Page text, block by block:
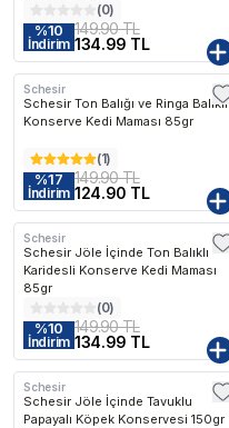
(0)
%10
İndirim
149.90 TL
134.99 TL
Schesir
Schesir Ton Balığı ve Ringa Balıklı
Konserve Kedi Maması 85gr
(1)
%17
İndirim
149.90 TL
124.90 TL
Schesir
Schesir Jöle İçinde Ton Balıklı
Karidesli Konserve Kedi Maması
85gr
(0)
%10
İndirim
149.90 TL
134.99 TL
Schesir
Schesir Jöle İçinde Tavuklu
Papayalı Köpek Konservesi 150gr